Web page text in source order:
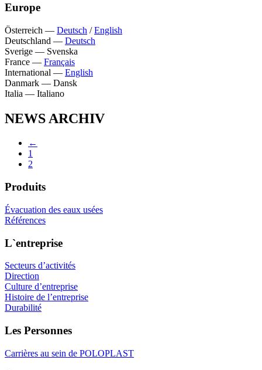
Europe
Österreich — Deutsch /English
Deutschland — Deutsch
Sverige — Svenska
France — Français
International — English
Danmark — Dansk
Italia — Italiano
NEWS ARCHIV
←
1
2
Produits
Évacuation des eaux usées
Références
L`entreprise
Secteurs d’activités
Direction
Culture d’entreprise
Histoire de l’entreprise
Durabilité
Les Personnes
Carrières au sein de POLOPLAST